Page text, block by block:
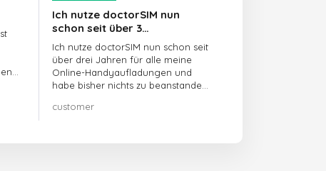
Ich nutze doctorSIM nun
schon seit über 3…
Ich nutze doctorSIM nun schon seit
über drei Jahren für alle meine
Online-Handyaufladungen und
habe bisher nichts zu beanstanden!!
customer